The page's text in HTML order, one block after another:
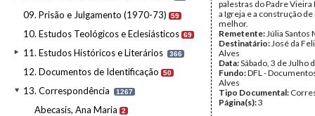
09. Prisão e Julgamento (1970-73) 59
10. Estudos Teológicos e Eclesiásticos 69
11. Estudos Históricos e Literários 366
12. Documentos de Identificação 50
13. Correspondência 1267
Abecasis, Ana Maria 2
palestras do Padre Vieira
a Igreja e a construção
melhor.
Remetente:Júlia Santos
Destinatário:José da
Alves
Data:Sábado, 3 de Julho
Fundo:DFL -
Alves
Tipo Documental:
Página(s):3